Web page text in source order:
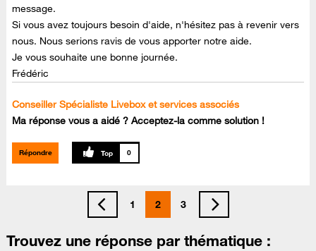
message.
Si vous avez toujours besoin d'aide, n'hésitez pas à revenir vers
nous. Nous serions ravis de vous apporter notre aide.
Je vous souhaite une bonne journée.
Frédéric
Conseiller Spécialiste Livebox et services associés
Ma réponse vous a aidé ? Acceptez-la comme solution !
Répondre 0
1 2 3
Trouvez une réponse par thématique :